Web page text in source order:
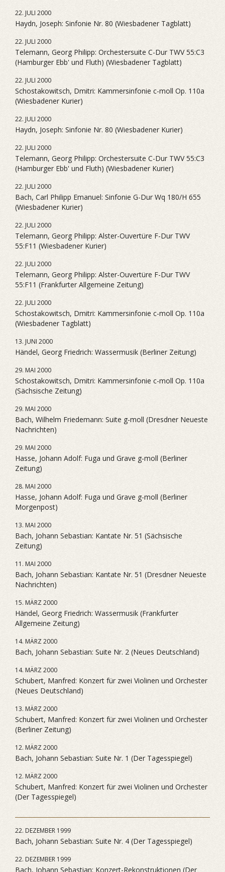
22. JULI 2000
Haydn, Joseph: Sinfonie Nr. 80 (Wiesbadener Tagblatt)
22. JULI 2000
Telemann, Georg Philipp: Orchestersuite C-Dur TWV 55:C3
(Hamburger Ebb' und Fluth) (Wiesbadener Tagblatt)
22. JULI 2000
Schostakowitsch, Dmitri: Kammersinfonie c-moll Op. 110a
(Wiesbadener Kurier)
22. JULI 2000
Haydn, Joseph: Sinfonie Nr. 80 (Wiesbadener Kurier)
22. JULI 2000
Telemann, Georg Philipp: Orchestersuite C-Dur TWV 55:C3
(Hamburger Ebb' und Fluth) (Wiesbadener Kurier)
22. JULI 2000
Bach, Carl Philipp Emanuel: Sinfonie G-Dur Wq 180/H 655
(Wiesbadener Kurier)
22. JULI 2000
Telemann, Georg Philipp: Alster-Ouvertüre F-Dur TWV
55:F11 (Wiesbadener Kurier)
22. JULI 2000
Telemann, Georg Philipp: Alster-Ouvertüre F-Dur TWV
55:F11 (Frankfurter Allgemeine Zeitung)
22. JULI 2000
Schostakowitsch, Dmitri: Kammersinfonie c-moll Op. 110a
(Wiesbadener Tagblatt)
13. JUNI 2000
Händel, Georg Friedrich: Wassermusik (Berliner Zeitung)
29. MAI 2000
Schostakowitsch, Dmitri: Kammersinfonie c-moll Op. 110a
(Sächsische Zeitung)
29. MAI 2000
Bach, Wilhelm Friedemann: Suite g-moll (Dresdner Neueste
Nachrichten)
29. MAI 2000
Hasse, Johann Adolf: Fuga und Grave g-moll (Berliner
Zeitung)
28. MAI 2000
Hasse, Johann Adolf: Fuga und Grave g-moll (Berliner
Morgenpost)
13. MAI 2000
Bach, Johann Sebastian: Kantate Nr. 51 (Sächsische
Zeitung)
11. MAI 2000
Bach, Johann Sebastian: Kantate Nr. 51 (Dresdner Neueste
Nachrichten)
15. MÄRZ 2000
Händel, Georg Friedrich: Wassermusik (Frankfurter
Allgemeine Zeitung)
14. MÄRZ 2000
Bach, Johann Sebastian: Suite Nr. 2 (Neues Deutschland)
14. MÄRZ 2000
Schubert, Manfred: Konzert für zwei Violinen und Orchester
(Neues Deutschland)
13. MÄRZ 2000
Schubert, Manfred: Konzert für zwei Violinen und Orchester
(Berliner Zeitung)
12. MÄRZ 2000
Bach, Johann Sebastian: Suite Nr. 1 (Der Tagesspiegel)
12. MÄRZ 2000
Schubert, Manfred: Konzert für zwei Violinen und Orchester
(Der Tagesspiegel)
22. DEZEMBER 1999
Bach, Johann Sebastian: Suite Nr. 4 (Der Tagesspiegel)
22. DEZEMBER 1999
Bach, Johann Sebastian: Konzert-Rekonstruktionen (Der